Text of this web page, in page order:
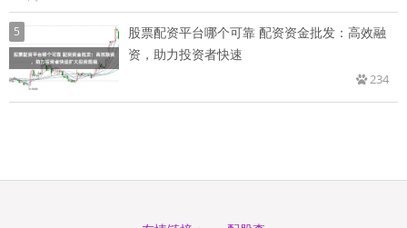
5
股票配资平台哪个可靠 配资资金批发：高效融
资，助力投资者快速
234